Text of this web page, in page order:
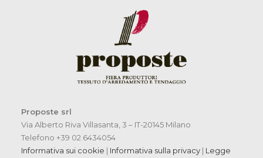
Proposte srl
Via Alberto Riva Villasanta, 3 – IT-20145 Milano
Telefono +39 02 6434054
Informativa sui cookie | Informativa sulla privacy | Legge